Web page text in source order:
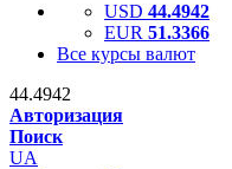
USD 44.4942
EUR 51.3366
Все курсы валют
44.4942
Авторизация
Поиск
UA